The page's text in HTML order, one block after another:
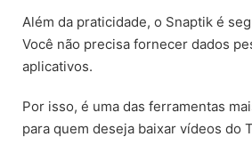
Além da praticidade, o Snaptik é
Você não precisa fornecer dados
aplicativos.
Por isso, é uma das ferramentas
para quem deseja baixar vídeos do